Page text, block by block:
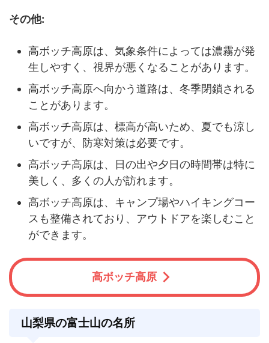
その他:
高ボッチ高原は、気象条件によっては濃霧が発
生しやすく、視界が悪くなることがあります。
高ボッチ高原へ向かう道路は、冬季閉鎖される
ことがあります。
高ボッチ高原は、標高が高いため、夏でも涼し
いですが、防寒対策は必要です。
高ボッチ高原は、日の出や夕日の時間帯は特に
美しく、多くの人が訪れます。
高ボッチ高原は、キャンプ場やハイキングコー
スも整備されており、アウトドアを楽しむこと
ができます。
高ボッチ高原
山梨県の富士山の名所